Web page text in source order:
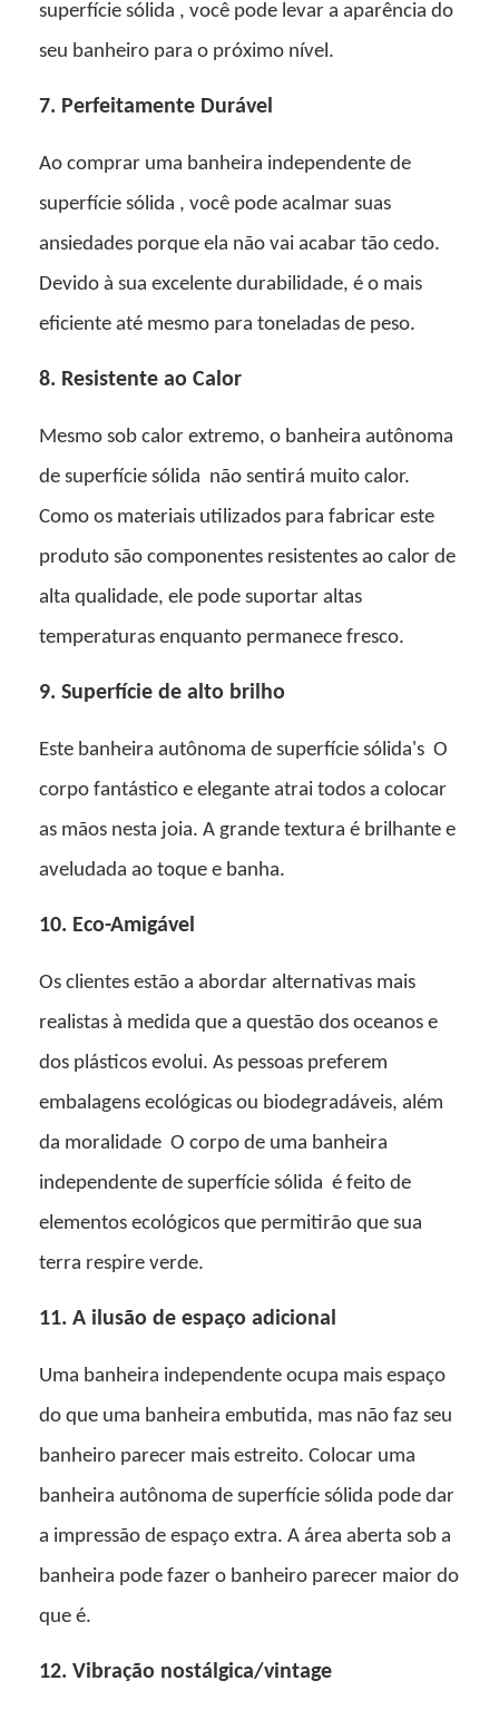
superfície sólida , você pode levar a aparência do
seu banheiro para o próximo nível.
7. Perfeitamente Durável
Ao comprar uma banheira independente de
superfície sólida , você pode acalmar suas
ansiedades porque ela não vai acabar tão cedo.
Devido à sua excelente durabilidade, é o mais
eficiente até mesmo para toneladas de peso.
8. Resistente ao Calor
Mesmo sob calor extremo, o banheira autônoma
de superfície sólida não sentirá muito calor.
Como os materiais utilizados para fabricar este
produto são componentes resistentes ao calor de
alta qualidade, ele pode suportar altas
temperaturas enquanto permanece fresco.
9. Superfície de alto brilho
Este banheira autônoma de superfície sólida's O
corpo fantástico e elegante atrai todos a colocar
as mãos nesta joia. A grande textura é brilhante e
aveludada ao toque e banha.
10. Eco-Amigável
Os clientes estão a abordar alternativas mais
realistas à medida que a questão dos oceanos e
dos plásticos evolui. As pessoas preferem
embalagens ecológicas ou biodegradáveis, além
da moralidade O corpo de uma banheira
independente de superfície sólida é feito de
elementos ecológicos que permitirão que sua
terra respire verde.
11. A ilusão de espaço adicional
Uma banheira independente ocupa mais espaço
do que uma banheira embutida, mas não faz seu
banheiro parecer mais estreito. Colocar uma
banheira autônoma de superfície sólida pode dar
a impressão de espaço extra. A área aberta sob a
banheira pode fazer o banheiro parecer maior do
que é.
12. Vibração nostálgica/vintage